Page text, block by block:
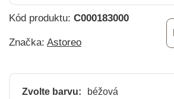
Kód produktu: C000183000
Značka: Astoreo
Zvolte barvu: béžová